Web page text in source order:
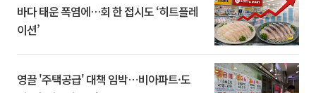
바다 태운 폭염에…회 한 접시도 ‘히트플레
이션’
영끌 '주택공급' 대책 임박⋯비아파트·도